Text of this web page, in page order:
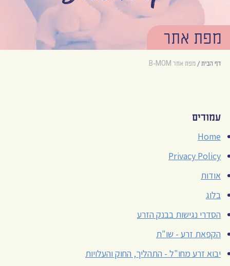
מפת אתר
דף הבית/ מפת אתר B-MOM
עמודים
Home
Privacy Policy
אודות
בלוג
הסדרי נגישות בבנק הזרע
הקפאת זרע - שו"ת
יבוא זרע מחו"ל - התהליך, החוק והעלויות